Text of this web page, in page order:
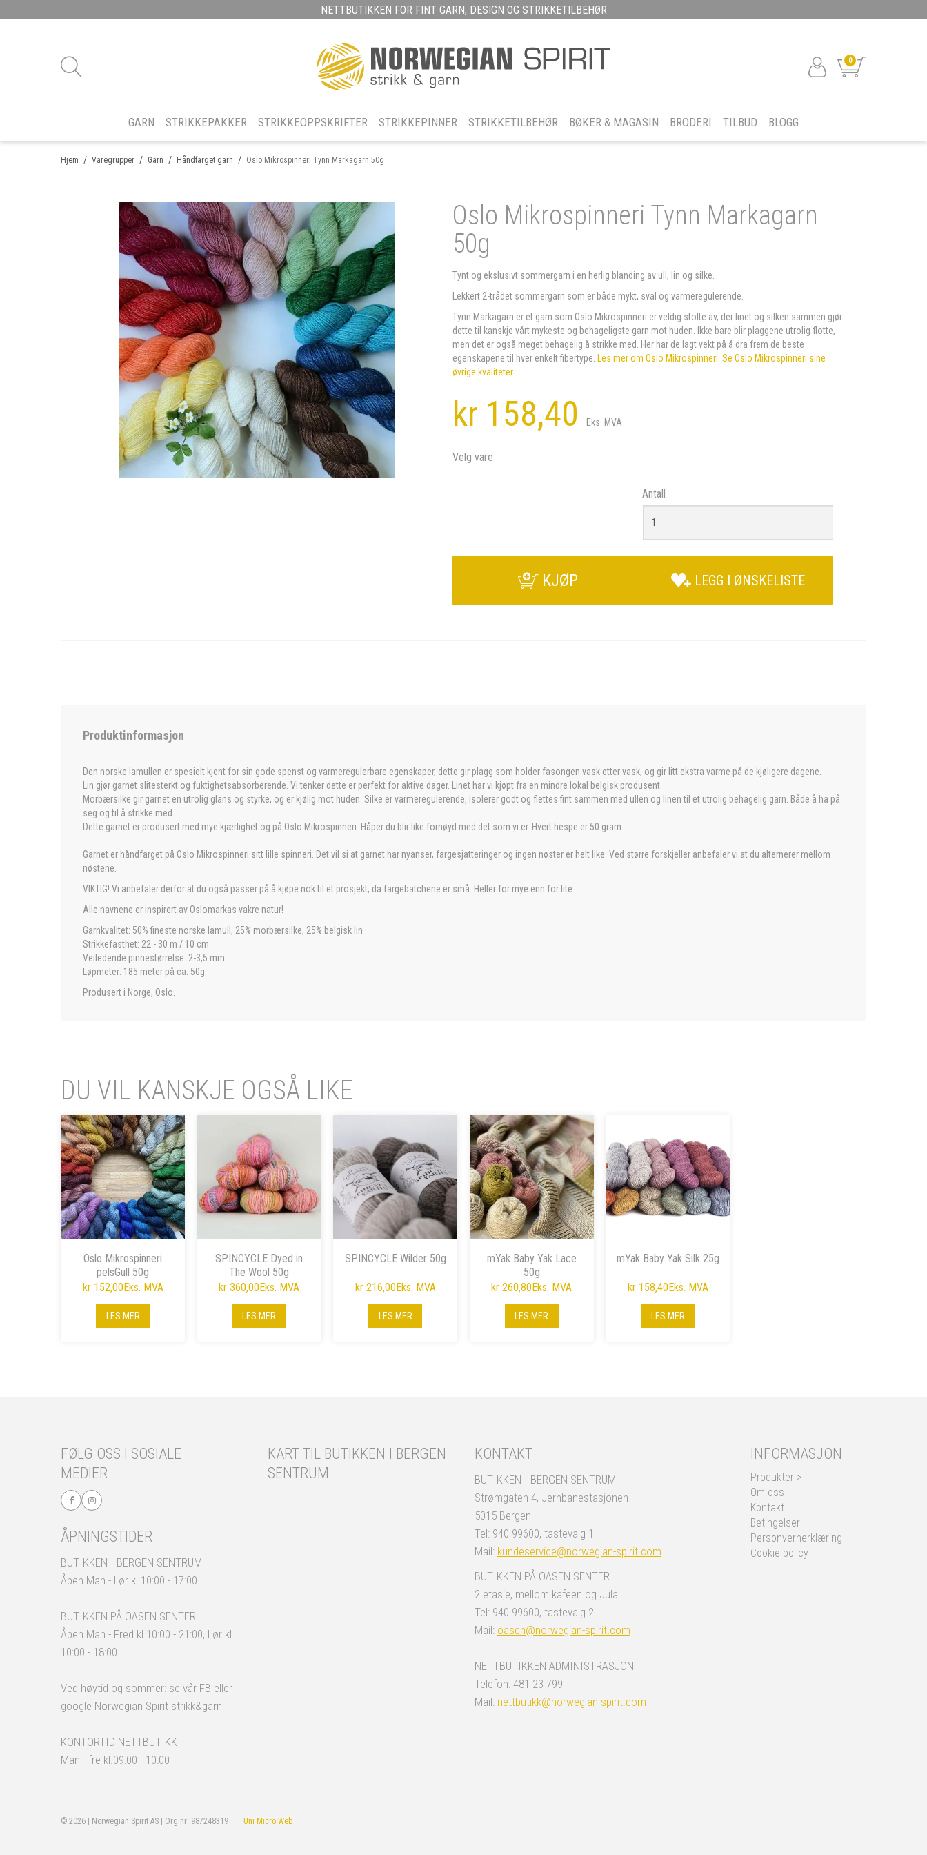
NETTBUTIKKEN FOR FINT GARN, DESIGN OG STRIKKETILBEHØR
0
GARN STRIKKEPAKKER STRIKKEOPPSKRIFTER STRIKKEPINNER STRIKKETILBEHØR BØKER & MAGASIN BRODERI TILBUD BLOGG
/
Hjem /
Varegrupper /
Garn /
Håndfarget garn Oslo Mikrospinneri Tynn Markagarn 50g
Oslo Mikrospinneri Tynn Markagarn
50g
Tynt og ekslusivt sommergarn i en herlig blanding av ull, lin og silke.
Lekkert 2-trådet sommergarn som er både mykt, sval og varmeregulerende.
Tynn Markagarn er et garn som Oslo Mikrospinneri er veldig stolte av, der linet og silken sammen gjør
dette til kanskje vårt mykeste og behageligste garn mot huden. Ikke bare blir plaggene utrolig flotte,
men det er også meget behagelig å strikke med. Her har de lagt vekt på å dra frem de beste
egenskapene til hver enkelt fibertype. Les mer om Oslo Mikrospinneri Se Oslo Mikrospinneri sine
øvrige kvaliteter.
kr 158,40 Eks. MVA
Velg vare
Antall
KJØP LEGG I ØNSKELISTE
Produktinformasjon
Den norske lamullen er spesielt kjent for sin gode spenst og varmeregulerbare egenskaper, dette gir plagg som holder fasongen vask etter vask, og gir litt ekstra varme på de kjøligere dagene.
Lin gjør garnet slitesterkt og fuktighetsabsorberende. Vi tenker dette er perfekt for aktive dager. Linet har vi kjøpt fra en mindre lokal belgisk produsent.
Morbærsilke gir garnet en utrolig glans og styrke, og er kjølig mot huden. Silke er varmeregulerende, isolerer godt og flettes fint sammen med ullen og linen til et utrolig behagelig garn. Både å ha på
seg og til å strikke med.
Dette garnet er produsert med mye kjærlighet og på Oslo Mikrospinneri. Håper du blir like fornøyd med det som vi er. Hvert hespe er 50 gram.
Garnet er håndfarget på Oslo Mikrospinneri sitt lille spinneri. Det vil si at garnet har nyanser, fargesjatteringer og ingen nøster er helt like. Ved større forskjeller anbefaler vi at du alternerer mellom
nøstene.
VIKTIG! Vi anbefaler derfor at du også passer på å kjøpe nok til et prosjekt, da fargebatchene er små. Heller for mye enn for lite.
Alle navnene er inspirert av Oslomarkas vakre natur!
Garnkvalitet: 50% fineste norske lamull, 25% morbærsilke, 25% belgisk lin
Strikkefasthet: 22 - 30 m / 10 cm
Veiledende pinnestørrelse: 2-3,5 mm
Løpmeter: 185 meter på ca. 50g
Produsert i Norge, Oslo.
DU VIL KANSKJE OGSÅ LIKE
Oslo Mikrospinneri
pelsGull 50g
kr 152,00Eks. MVA
LES MER
SPINCYCLE Dyed in
The Wool 50g
kr 360,00Eks. MVA
LES MER
SPINCYCLE Wilder 50g
kr 216,00Eks. MVA
LES MER
mYak Baby Yak Lace
50g
kr 260,80Eks. MVA
LES MER
mYak Baby Yak Silk 25g
kr 158,40Eks. MVA
LES MER
FØLG OSS I SOSIALE
MEDIER
ÅPNINGSTIDER
BUTIKKEN I BERGEN SENTRUM
Åpen Man - Lør kl 10:00 - 17:00
BUTIKKEN PÅ OASEN SENTER
Åpen Man - Fred kl 10:00 - 21:00, Lør kl
10:00 - 18:00
Ved høytid og sommer: se vår FB eller
google Norwegian Spirit strikk&garn
KONTORTID NETTBUTIKK
Man - fre kl.09:00 - 10:00
KART TIL BUTIKKEN I BERGEN
SENTRUM
KONTAKT
BUTIKKEN I BERGEN SENTRUM
Strømgaten 4, Jernbanestasjonen
5015 Bergen
Tel: 940 99600, tastevalg 1
Mail: kundeservice@norwegian-spirit.com
BUTIKKEN PÅ OASEN SENTER
2.etasje, mellom kafeen og Jula
Tel: 940 99600, tastevalg 2
Mail: oasen@norwegian-spirit.com
NETTBUTIKKEN ADMINISTRASJON
Telefon: 481 23 799
Mail: nettbutikk@norwegian-spirit.com
INFORMASJON
Produkter >
Om oss
Kontakt
Betingelser
Personvernerklæring
Cookie policy
© 2026 | Norwegian Spirit AS | Org.nr: 987248319 Uni Micro Web